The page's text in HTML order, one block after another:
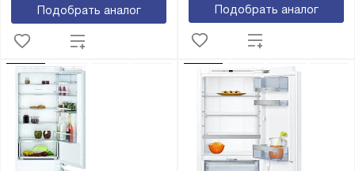
Подобрать аналог Подобрать аналог